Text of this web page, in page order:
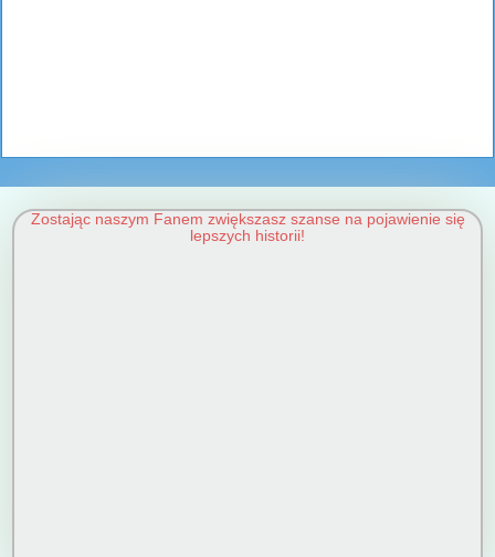
Zostając naszym Fanem zwiększasz szanse na pojawienie się
lepszych historii!